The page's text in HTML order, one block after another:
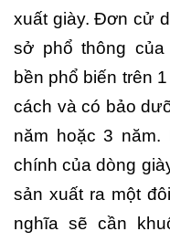
xuất giày. Đơn cử
sở phổ thông của
bền phổ biến trên
cách và có bảo
năm hoặc 3 năm.
chính của dòng
sản xuất ra một
nghĩa sẽ cần